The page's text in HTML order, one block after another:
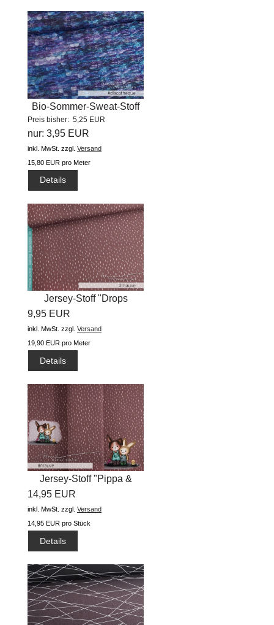
Bio-Sommer-Sweat-Stoff
"Dazzle...
Preis bisher: 5,25 EUR
nur: 3,95 EUR
inkl. MwSt. zzgl. Versand
15,80 EUR pro Meter
Details
Jersey-Stoff "Drops
#mauve"...
9,95 EUR
inkl. MwSt. zzgl. Versand
19,90 EUR pro Meter
Details
Jersey-Stoff "Pippa &
Arved...
14,95 EUR
inkl. MwSt. zzgl. Versand
14,95 EUR pro Stück
Details